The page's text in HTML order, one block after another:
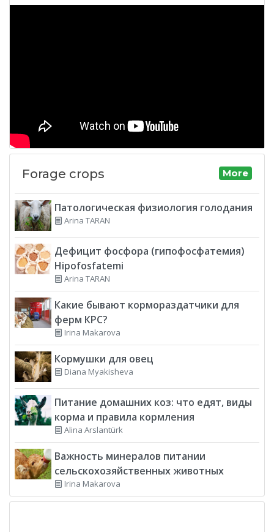
Forage crops More
Патологическая физиология голодания
Arina TARAN
Дефицит фосфора (гипофосфатемия)
Hipofosfatemi
Arina TARAN
Какие бывают кормораздатчики для
ферм КРС?
Irina Makarova
Кормушки для овец
Diana Myakisheva
Питание домашних коз: что едят, виды
корма и правила кормления
Alina Arslantürk
Важность минералов питании
сельскохозяйственных животных
Irina Makarova